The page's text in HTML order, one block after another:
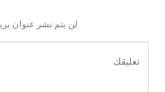
لن يتم نشر عنوان